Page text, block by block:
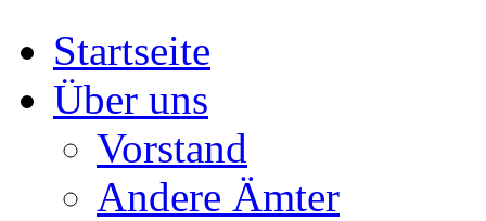
Startseite
Über uns
Vorstand
Andere Ämter